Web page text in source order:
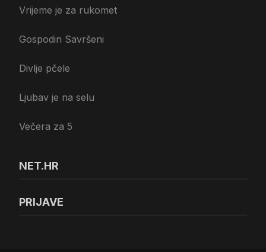
Vrijeme je za rukomet
Gospodin Savršeni
Divlje pčele
Ljubav je na selu
Večera za 5
NET.HR
PRIJAVE